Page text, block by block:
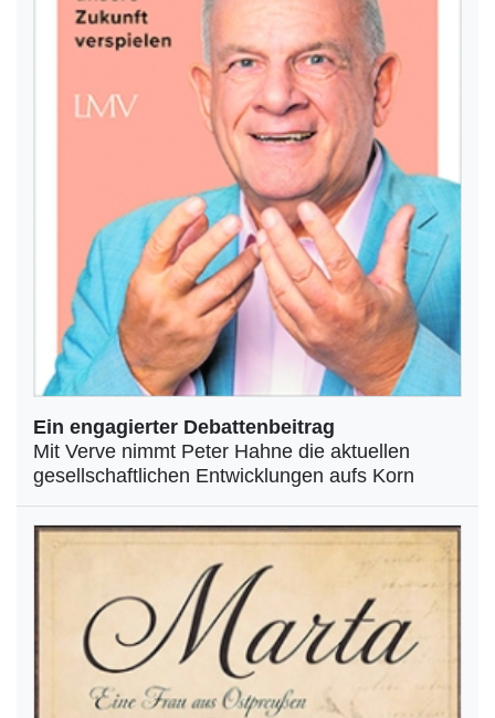
Ein engagierter Debattenbeitrag
Mit Verve nimmt Peter Hahne die aktuellen
gesellschaftlichen Entwicklungen aufs Korn